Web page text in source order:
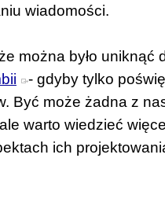
wiadomości.
można było uniknąć
- gdyby tylko
Być może żadna z
warto wiedzieć
ich